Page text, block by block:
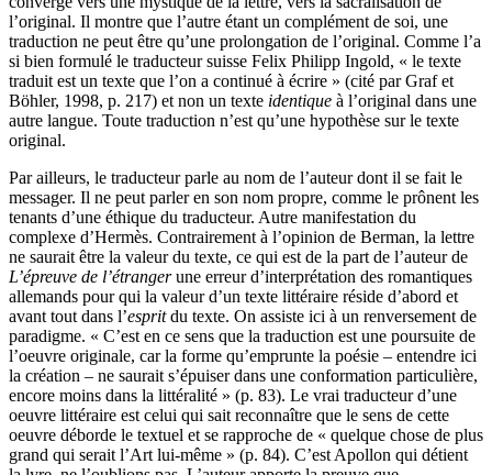
l’original. Il montre que l’autre étant un complément de soi, une
traduction ne peut être qu’une prolongation de l’original. Comme l’a
si bien formulé le traducteur suisse Felix Philipp Ingold, « le texte
traduit est un texte que l’on a continué à écrire » (cité par Graf et
Böhler, 1998, p. 217) et non un texte identique à l’original dans une
autre langue. Toute traduction n’est qu’une hypothèse sur le texte
original.
Par ailleurs, le traducteur parle au nom de l’auteur dont il se fait le
messager. Il ne peut parler en son nom propre, comme le prônent les
tenants d’une éthique du traducteur. Autre manifestation du
complexe d’Hermès. Contrairement à l’opinion de Berman, la lettre
ne saurait être la valeur du texte, ce qui est de la part de l’auteur de
L’épreuve de l’étrangerune erreur d’interprétation des romantiques
allemands pour qui la valeur d’un texte littéraire réside d’abord et
avant tout dans l’espritdu texte. On assiste ici à un renversement de
paradigme. « C’est en ce sens que la traduction est une poursuite de
l’oeuvre originale, car la forme qu’emprunte la poésie – entendre ici
la création – ne saurait s’épuiser dans une conformation particulière,
encore moins dans la littéralité » (p. 83). Le vrai traducteur d’une
oeuvre littéraire est celui qui sait reconnaître que le sens de cette
oeuvre déborde le textuel et se rapproche de « quelque chose de plus
grand qui serait l’Art lui-même » (p. 84). C’est Apollon qui détient